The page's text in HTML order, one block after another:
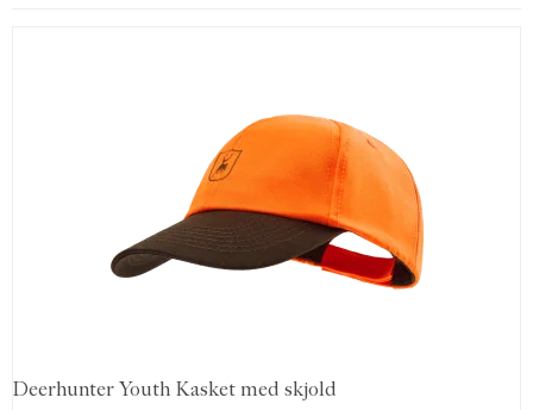
Deerhunter Youth Kasket med skjold